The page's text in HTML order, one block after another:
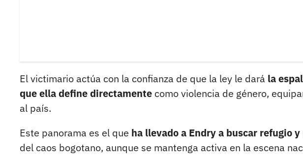
El victimario actúa con la confianza de que la ley le dará la
que ella define directamente como violencia de género,
al país.
Este panorama es el que ha llevado a Endry a buscar refugio
del caos bogotano, aunque se mantenga activa en la escena